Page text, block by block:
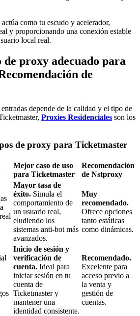
como tu escudo y acelerador,
y proporcionando una conexión estable
local real.
proxy adecuado para
de
depende de la calidad y el tipo de
Proxies Residenciales son los
de proxy para Ticketmaster
Mejor caso de uso
para Ticketmaster
Recomendación
de Nstproxy
Mayor tasa de
éxito. Simula el
comportamiento de
un usuario real,
eludiendo los
sistemas anti-bot más
avanzados.
Muy
recomendado.
Ofrece opciones
tanto estáticas
como dinámicas.
Inicio de sesión y
verificación de
cuenta. Ideal para
iniciar sesión en tu
cuenta de
Ticketmaster y
mantener una
identidad consistente.
Recomendado.
Excelente para
acceso previo a
la venta y
gestión de
cuentas.